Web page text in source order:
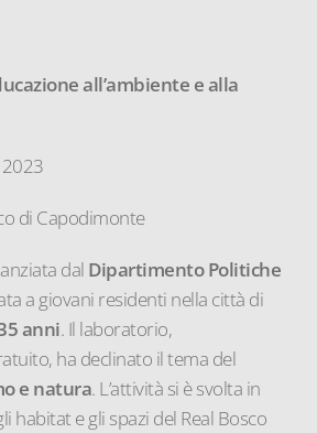
all’ambiente e alla
di Capodimonte
dal Dipartimento Politiche
a giovani residenti nella città di
anni. Il laboratorio,
ha declinato il tema del
e natura. L’attività si è svolta in
habitat e gli spazi del Real Bosco